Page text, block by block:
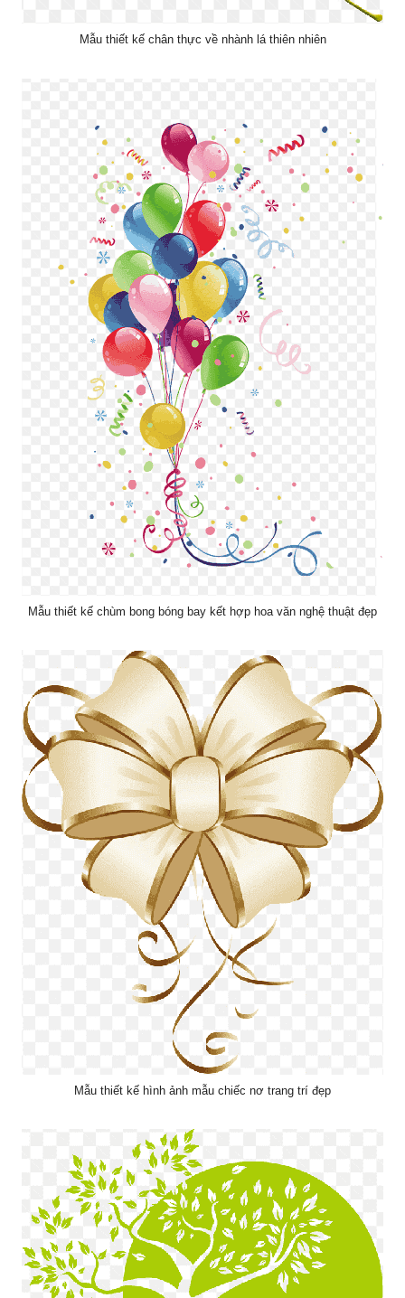
Mẫu thiết kế chân thực về nhành lá thiên nhiên
Mẫu thiết kế chùm bong bóng bay kết hợp hoa văn nghệ thuật đẹp
Mẫu thiết kế hình ảnh mẫu chiếc nơ trang trí đẹp